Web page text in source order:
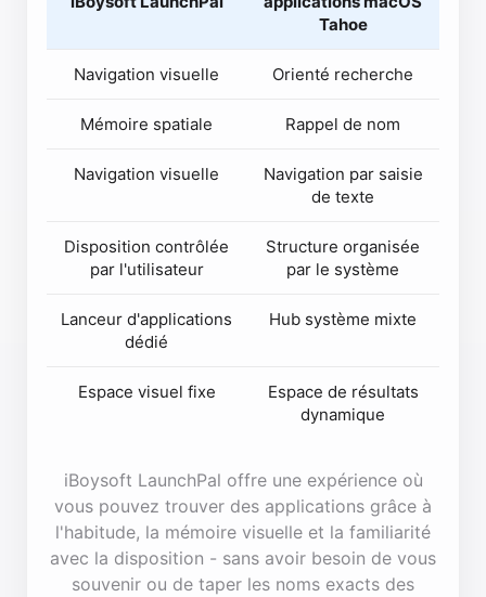
Tahoe
Navigation visuelle Orienté recherche
Mémoire spatiale Rappel de nom
Navigation visuelle
Navigation par saisie
de texte
Disposition contrôlée
par l'utilisateur
Structure organisée
par le système
Lanceur d'applications
dédié
Hub système mixte
Espace visuel fixe
Espace de résultats
dynamique
iBoysoft LaunchPal offre une expérience où
vous pouvez trouver des applications grâce à
l'habitude, la mémoire visuelle et la familiarité
avec la disposition - sans avoir besoin de vous
souvenir ou de taper les noms exacts des